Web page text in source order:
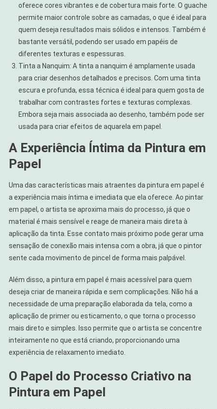
oferece cores vibrantes e de cobertura mais forte. O guache
permite maior controle sobre as camadas, o que é ideal para
quem deseja resultados mais sólidos e intensos. Também é
bastante versátil, podendo ser usado em papéis de
diferentes texturas e espessuras.
Tinta a Nanquim: A tinta a nanquim é amplamente usada
para criar desenhos detalhados e precisos. Com uma tinta
escura e profunda, essa técnica é ideal para quem gosta de
trabalhar com contrastes fortes e texturas complexas.
Embora seja mais associada ao desenho, também pode ser
usada para criar efeitos de aquarela em papel.
A Experiência Íntima da Pintura em
Papel
Uma das características mais atraentes da pintura em papel é
a experiência mais íntima e imediata que ela oferece. Ao pintar
em papel, o artista se aproxima mais do processo, já que o
material é mais sensível e reage de maneira mais direta à
aplicação da tinta. Esse contato mais próximo pode gerar uma
sensação de conexão mais intensa com a obra, já que o pintor
sente cada movimento de pincel de forma mais palpável.
Além disso, a pintura em papel é mais acessível para quem
deseja criar de maneira rápida e sem complicações. Não há a
necessidade de uma preparação elaborada da tela, como a
aplicação de primer ou esticamento, o que torna o processo
mais direto e simples. Isso permite que o artista se concentre
inteiramente no que está criando, proporcionando uma
experiência de relaxamento imediato.
O Papel do Processo Criativo na
Pintura em Papel